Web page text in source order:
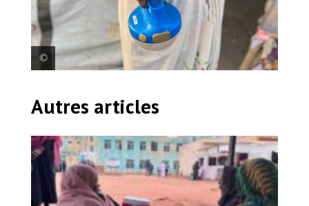
Soudan au Soudan du Sud. Mais depuis leur arrivée
au Centre Transic, la femme de 70 ans est vraiment
Autres articles